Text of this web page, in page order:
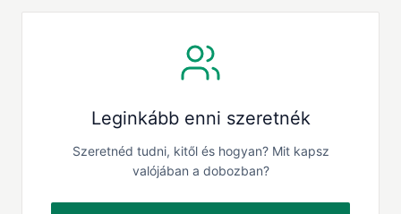
Leginkább enni szeretnék
Szeretnéd tudni, kitől és hogyan? Mit kapsz
valójában a dobozban?